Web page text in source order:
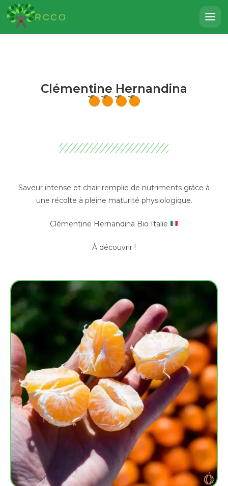
RCCO
Clémentine Hernandina
Saveur intense et chair remplie de nutriments grâce à
une récolte à pleine maturité physiologique.
Clémentine Hernandina Bio Italie
À découvrir !